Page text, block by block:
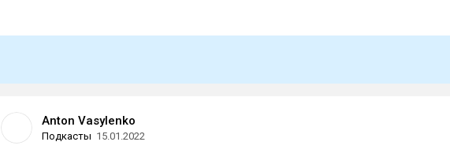
Anton Vasylenko
Подкасты 15.01.2022